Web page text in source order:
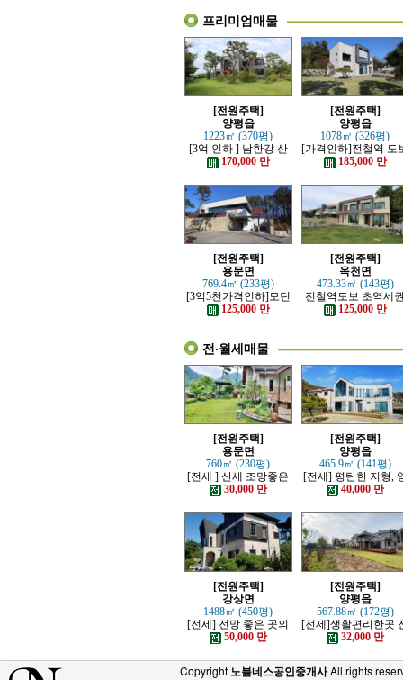
프리미엄매물
[전원주택]
양평읍
1223㎡ (370평)
[3억 인하 ] 남한강 산
책로 접한 최고급 전원
170,000 만
[전원주택]
양평읍
1078㎡ (326평)
[가격인하]전철역 도
강조망 되는 고급 전
185,000 만
[전원주택]
용문면
769.4㎡ (233평)
[3억5천가격인하]모던
하고 고급스러운 본채,
별채있는 전원주택
125,000 만
[전원주택]
옥천면
473.33㎡ (143평)
전철역도보 초역세
강조망 고급전원주
125,000 만
전·월세매물
[전원주택]
용문면
760㎡ (230평)
[전세 ] 산세 조망좋은
정원 예쁜, 단층주택
30,000 만
[전원주택]
양평읍
465.9㎡ (141평)
[전세] 평탄한 지형,
평시내 차량 접근성
수한 전원주택
40,000 만
[전원주택]
강상면
1488㎡ (450평)
[전세] 전망 좋은 곳의
고급 전원주택
50,000 만
[전원주택]
양평읍
567.88㎡ (172평)
[전세]생활편리한곳
망트인 전원주택
32,000 만
Copyright 노블네스공인중개사All rights